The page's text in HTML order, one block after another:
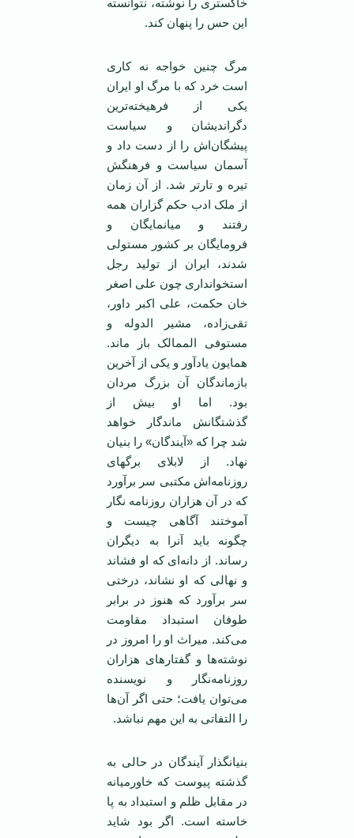
این حس را پنهان کند.
مرگ چنین خواجه نه کاری
است خرد که با مرگ او ایران
یکی از فرهیخته‌ترین
دگراندیشان و سیاست
پیشگان‌اش را از دست داد و
آسمان سیاست و فرهنگش
تیره و تار‌تر شد. از آن زمان
از ملک ادب حکم گزاران همه
رفتند و میانمایگان و
فرومایگان بر کشور مستولی
شدند، ایران از تولید رجل
استخوانداری چون علی اصغر
خان حکمت، علی اکبر داور،
تقی‌زاده، مشیر الدوله و
مستوفی الممالک باز ماند.
همایون یادآور و یکی از آخرین
بازماندگان آن بزرگ مردان
بود. اما او بیش از
گذشتگانش ماندگار خواهد
شد چرا که «آیندگان» را بنیان
نهاد. از لابلای برگهای
روزنامه‌اش مکتبی سر برآورد
که در آن هزاران روزنامه نگار
آموختند آگاهی چیست و
چگونه باید آنرا به دیگران
رساند. از دانه‌ای که او فشاند
و نهالی که او نشاند، درختی
سر برآورد که هنوز در برابر
طوفان استبداد مقاومت
می‌کند. میراث او را امروز در
نوشته‌ها و گفتارهای هزاران
روزنامه‌نگار و نویسنده
می‌توان یافت؛ حتی اگر آن‌ها
را التفاتی به این مهم نباشد.
بنیانگذار آیندگان در حالی به
گذشته پیوست که خاورمیانه
در مقابل ظلم و استبداد به پا
خاسته است. اگر بود شاید